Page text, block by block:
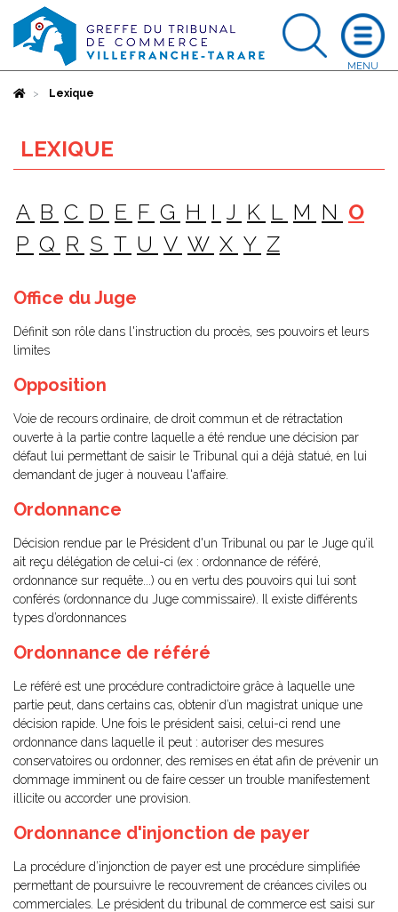
AccueilLexique
LEXIQUE
A B C D E F G H I J K L M N O
P Q R S T U V W X Y Z
Office du Juge
Définit son rôle dans l'instruction du procès, ses pouvoirs et leurs
limites
Opposition
Voie de recours ordinaire, de droit commun et de rétractation
ouverte à la partie contre laquelle a été rendue une décision par
défaut lui permettant de saisir le Tribunal qui a déjà statué, en lui
demandant de juger à nouveau l'affaire.
Ordonnance
Décision rendue par le Président d'un Tribunal ou par le Juge qu’il
ait reçu délégation de celui-ci (ex : ordonnance de référé,
ordonnance sur requête...) ou en vertu des pouvoirs qui lui sont
conférés (ordonnance du Juge commissaire). Il existe différents
types d’ordonnances
Ordonnance de référé
Le référé est une procédure contradictoire grâce à laquelle une
partie peut, dans certains cas, obtenir d’un magistrat unique une
décision rapide. Une fois le président saisi, celui-ci rend une
ordonnance dans laquelle il peut : autoriser des mesures
conservatoires ou ordonner, des remises en état afin de prévenir un
dommage imminent ou de faire cesser un trouble manifestement
illicite ou accorder une provision.
Ordonnance d'injonction de payer
La procédure d’injonction de payer est une procédure simplifiée
permettant de poursuivre le recouvrement de créances civiles ou
commerciales. Le président du tribunal de commerce est saisi sur